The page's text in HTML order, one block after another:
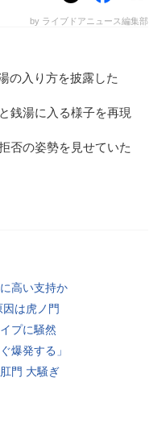
by ライブドアニュース編集部
の入り方を披露した
銭湯に入る様子を再現
否の姿勢を見せていた
高い支持か
は虎ノ門
プに騒然
爆発する」
門 大騒ぎ